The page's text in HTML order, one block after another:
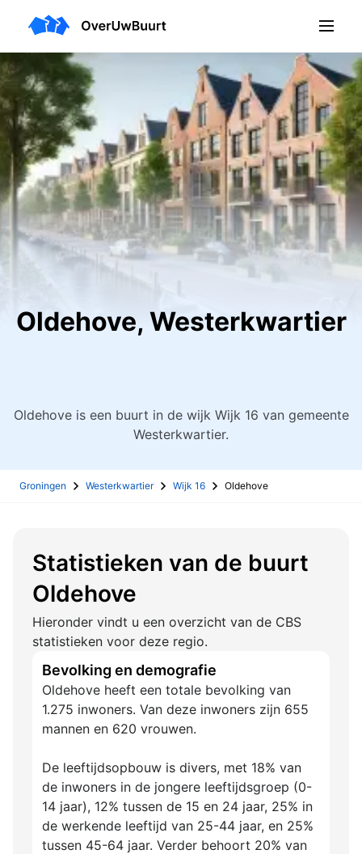
Oldehove, Westerkwartier
Oldehove is een buurt in de wijk Wijk 16 van gemeente
Westerkwartier.
Groningen Westerkwartier Wijk 16 Oldehove
Statistieken van de buurt
Oldehove
Hieronder vindt u een overzicht van de CBS
statistieken voor deze regio.
Bevolking en demografie
Oldehove heeft een totale bevolking van
1.275 inwoners. Van deze inwoners zijn 655
mannen en 620 vrouwen.
De leeftijdsopbouw is divers, met 18% van
de inwoners in de jongere leeftijdsgroep (0-
14 jaar), 12% tussen de 15 en 24 jaar, 25% in
de werkende leeftijd van 25-44 jaar, en 25%
tussen 45-64 jaar. Verder behoort 20% van